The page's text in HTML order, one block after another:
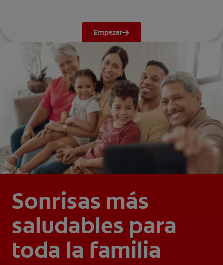
Empezar
Sonrisas más
saludables para
toda la familia